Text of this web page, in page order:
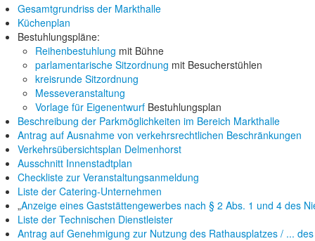
Gesamtgrundriss der Markthalle
Küchenplan
Bestuhlungspläne:
Reihenbestuhlung mit Bühne
parlamentarische Sitzordnung mit Besucherstühlen
kreisrunde Sitzordnung
Messeveranstaltung
Vorlage für Eigenentwurf Bestuhlungsplan
Beschreibung der Parkmöglichkeiten im Bereich Markthalle
Antrag auf Ausnahme von verkehrsrechtlichen Beschränkungen
Verkehrsübersichtsplan Delmenhorst
Ausschnitt Innenstadtplan
Checkliste zur Veranstaltungsanmeldung
Liste der Catering-Unternehmen
„Anzeige eines Gaststättengewerbes nach § 2 Abs. 1 und 4 des
Liste der Technischen Dienstleister
Antrag auf Genehmigung zur Nutzung des Rathausplatzes / ...